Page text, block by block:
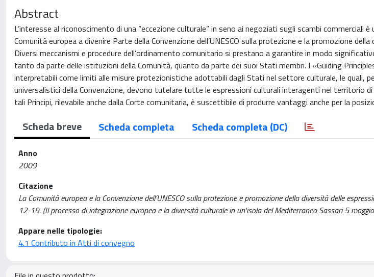
Abstract
L’interesse al riconoscimento di una “eccezione culturale” in seno ai negoziati sugli scambi commerciali
Comunità europea a divenire Parte della Convenzione dell’UNESCO sulla protezione e la promozione
Diversi meccanismi e procedure dell’ordinamento comunitario si prestano a garantire in modo
tanto da parte delle istituzioni della Comunità, quanto da parte dei suoi Stati membri. I «Guiding
interpretabili come limiti alle misure protezionistiche adottabili dagli Stati nel settore culturale, le quali,
universalistici della Convenzione, devono tutelare tutte le espressioni culturali interagenti nel territorio
tali Principi, rilevabile anche dalla Corte comunitaria, è suscettibile di produrre vantaggi anche per la
Scheda breve Scheda completa Scheda completa (DC)
Anno
2009
Citazione
La Comunità europea e la Convenzione dell’UNESCO sulla protezione e promozione della diversità delle
12-19. (Il processo di integrazione europea e la diversità culturale in un'isola del Mediterraneo Sassari 5
Appare nelle tipologie:
4.1 Contributo in Atti di convegno